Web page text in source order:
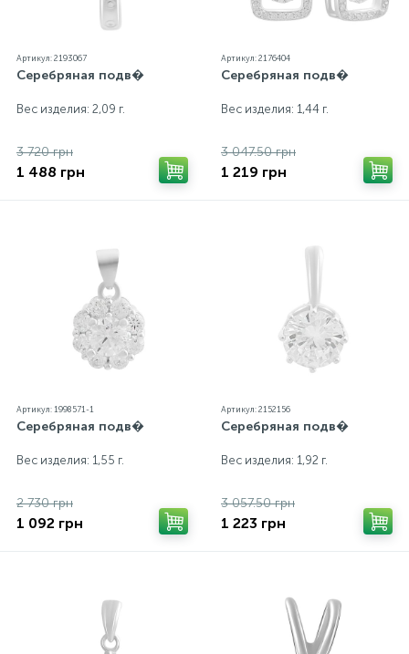
Артикул: 2193067
Серебряная подв�
Вес изделия: 2,09 г.
3 720 грн
1 488 грн
Артикул: 2176404
Серебряная подв�
Вес изделия: 1,44 г.
3 047.50 грн
1 219 грн
Артикул: 1998571-1
Серебряная подв�
Вес изделия: 1,55 г.
2 730 грн
1 092 грн
Артикул: 2152156
Серебряная подв�
Вес изделия: 1,92 г.
3 057.50 грн
1 223 грн